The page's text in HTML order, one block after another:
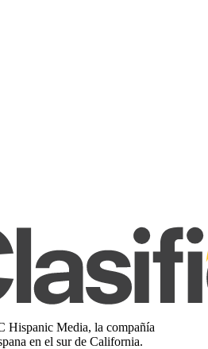
Hispanic Media, la compañía
en el sur de California.